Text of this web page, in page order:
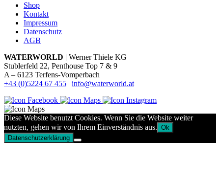
Shop
Kontakt
Impressum
Datenschutz
AGB
WATERWORLD | Werner Thiele KG
Stublerfeld 22, Penthouse Top 7 & 9
A – 6123 Terfens-Vomperbach
+43 (0)5224 67 455 | info@waterworld.at
Diese Website benutzt Cookies. Wenn Sie die Website weiter
nutzten, gehen wir von Ihrem Einverständnis aus. Ok
Datenschutzerklärung